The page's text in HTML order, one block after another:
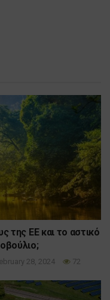
της ΕΕ και το αστικό
28, 2024 72